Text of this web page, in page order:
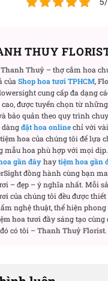
THUY
Thanh Thuỷ – thợ cắm hoa
của Shop hoa tươi TPHCM,
cung cấp đa dạng
được tuyển chọn từ
bảo quản theo quy trình
dàngđặt hoa onlinechỉ với
tiệm hoa của chúng tôi để lựa
mẫu hoa phù hợp với mọi
gần đâyhaytiệm hoa gần
đồng hành cùng bạn
– đẹp – ý nghĩa nhất. Mỗi
của chúng tôi đều được
nghệ thuật, thể hiện phong
hoa tươi đầy sáng tạo cùng
có tôi –Thanh Thuỷ Florist.